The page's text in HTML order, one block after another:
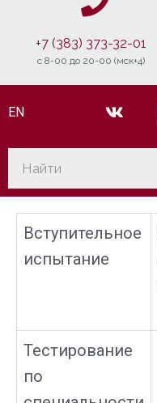
+7 (383) 373-32-01
c 8-00 до 20-00 (мск+4)
EN
Вступительное
испытание
Тестирование
по